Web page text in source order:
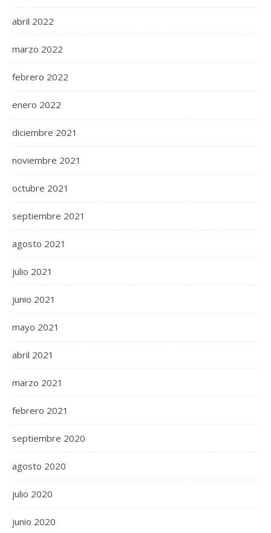
abril 2022
marzo 2022
febrero 2022
enero 2022
diciembre 2021
noviembre 2021
octubre 2021
septiembre 2021
agosto 2021
julio 2021
junio 2021
mayo 2021
abril 2021
marzo 2021
febrero 2021
septiembre 2020
agosto 2020
julio 2020
junio 2020